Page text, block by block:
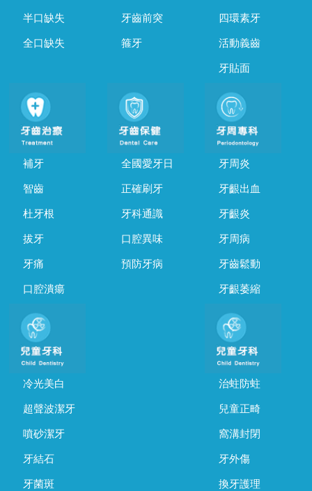
半口缺失
全口缺失
牙齒前突
箍牙
四環素牙
活動義齒
牙貼面
補牙
智齒
杜牙根
拔牙
牙痛
口腔潰瘍
全國愛牙日
正確刷牙
牙科通識
口腔異味
預防牙病
牙周炎
牙齦出血
牙齦炎
牙周病
牙齒鬆動
牙齦萎縮
冷光美白
超聲波潔牙
噴砂潔牙
牙結石
牙菌斑
治蛀防蛀
兒童正畸
窩溝封閉
牙外傷
換牙護理